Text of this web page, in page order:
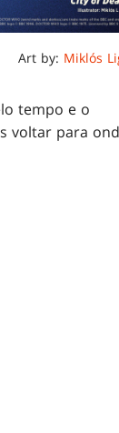
Art by: Miklós
tempo e o
voltar para